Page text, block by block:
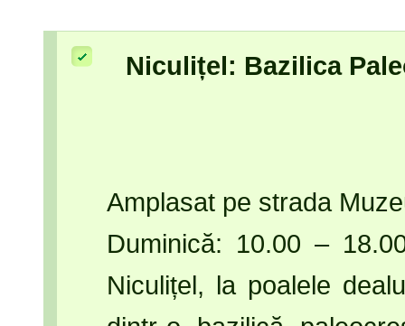
Niculițel: Bazilica
Amplasat pe strada
Duminică: 10.00 –
Niculițel, la poalele